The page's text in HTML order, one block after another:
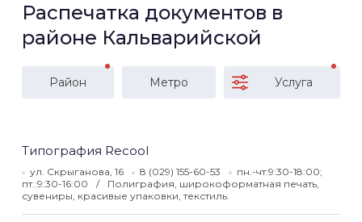
Распечатка документов в
районе Кальварийской
Район Метро Услуга
Типография Recool
ул. Скрыганова, 16 8 (029) 155-60-53
пн.-чт:9:30-18:00;
пт.:9:30-16:00
Полиграфия, широкоформатная печать,
сувениры, красивые упаковки, текстиль.